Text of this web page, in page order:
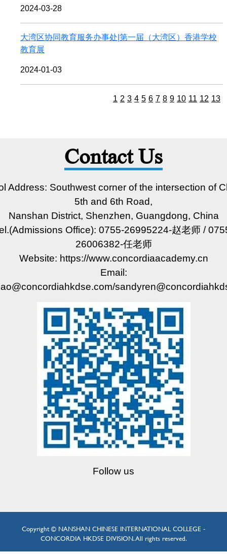
2024-03-28
大湾区协同教育服务办事处|第一届（大湾区）香港学校
教育展
2024-01-03
1 2 3 4 5 6 7 8 9 10 11 12 13
Contact Us
Address: Southwest corner of the intersection of
5th and 6th Road,
Nanshan District, Shenzhen, Guangdong, China
Office): 0755-26995224-赵老师 /
26006382-任老师
Website: https://www.concordiaacademy.cn
Email:
Follow us
Copyright © NANSHAN CHINESE INTERNATIONAL COLLEGE -
CONCORDIA HKDSE DIVISION. All rights reserved.